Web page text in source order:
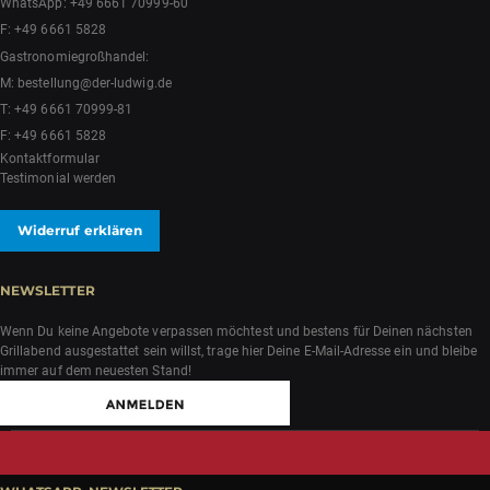
WhatsApp: +49 6661 70999-60
F: +49 6661 5828
Gastronomiegroßhandel:
M: bestellung@der-ludwig.de
T:+49 6661 70999-81
F: +49 6661 5828
Kontaktformular
Testimonial werden
Widerruf erklären
NEWSLETTER
Wenn Du keine Angebote verpassen möchtest und bestens für Deinen nächsten
Grillabend ausgestattet sein willst, trage hier Deine E-Mail-Adresse ein und bleibe
immer auf dem neuesten Stand!